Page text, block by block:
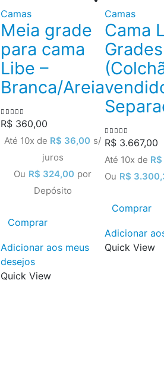
Camas
Meia grade
para cama
Libe –
Branca/Areia
0out of 5
R$ 360,00
Até 10x de R$ 36,00 s/
juros
Ou R$ 324,00 por
Depósito
Comprar
Adicionar aos meus
desejos
Quick View
Camas
Cama
Grades
0out of 5
R$ 3.667,00
Até 10x de R$
Ou R$
Comprar
Adicionar
Quick View